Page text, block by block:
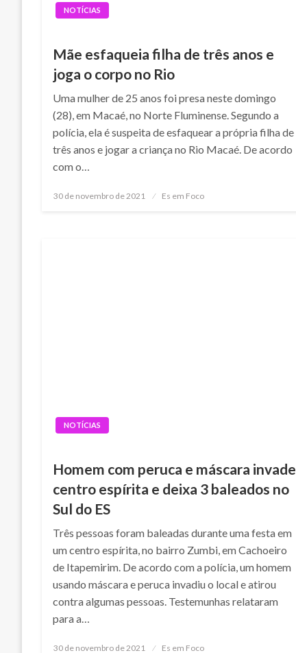
NOTÍCIAS
Mãe esfaqueia filha de três anos e
joga o corpo no Rio
Uma mulher de 25 anos foi presa neste domingo
(28), em Macaé, no Norte Fluminense. Segundo a
polícia, ela é suspeita de esfaquear a própria filha de
três anos e jogar a criança no Rio Macaé. De acordo
com o…
Posted
30 de novembro de 2021 Es em Foco
NOTÍCIAS
Homem com peruca e máscara invade
centro espírita e deixa 3 baleados no
Sul do ES
Três pessoas foram baleadas durante uma festa em
um centro espírita, no bairro Zumbi, em Cachoeiro
de Itapemirim. De acordo com a polícia, um homem
usando máscara e peruca invadiu o local e atirou
contra algumas pessoas. Testemunhas relataram
para a…
Posted
30 de novembro de 2021 Es em Foco